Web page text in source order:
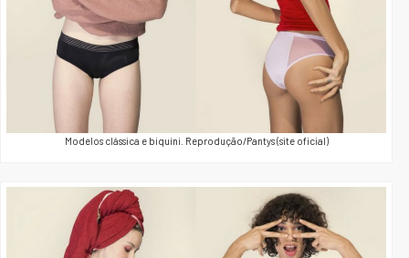
Modelos clássica e biquíni. Reprodução/Pantys (site oficial)